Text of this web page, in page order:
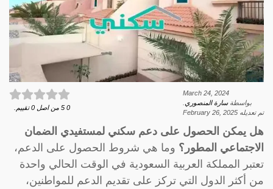
March 24, 2024
بواسطةسارة المنصوري
تم تعديله February 26, 2025
0
5 من اصل 0 تقييم.
هل يمكن الحصول على دعم سكني لمستفيدي الضمان
الاجتماعي المطور؟ وما هي شروط الحصول على الدعم،
تعتبر المملكة العربية السعودية في الوقت الحالي واحدة
من أكثر الدول التي تركز على تقديم الدعم للمواطنين،